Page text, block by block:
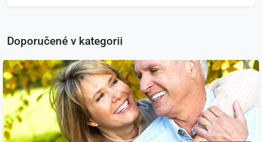
Doporučené v kategorii